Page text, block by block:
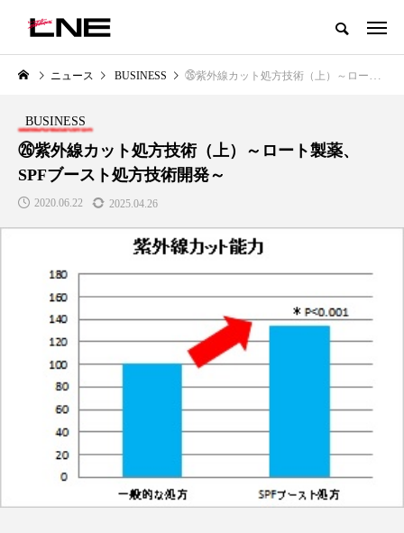
グローバルビューティ＆ヘルスケアビジネス誌
LIFESTYLE
SNSの「加工顔」と美容医療｜AI
がもたらす可能性とこれから
BUSINESS
GWI調査から読み解く2030年の
都市型スパ――身近なウェルネ
の次世代モデル
FEATURED 注目の企画
ニュース BUSINESS ㉖紫外線カット処方技術（上）～ロート製薬、SPFブースト処方技術開発～
BUSINESS
㉖紫外線カット処方技術（上）～ロート製薬、
SPFブースト処方技術開発～
2020.06.22 2025.04.26